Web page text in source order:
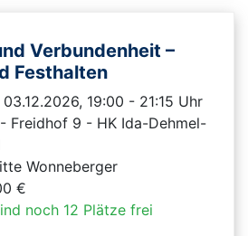
Verbundenheit –
Festhalten
03.12.2026, 19:00 - 21:15 Uhr
Freidhof 9 - HK Ida-Dehmel-
Wonneberger
€
noch 12 Plätze frei